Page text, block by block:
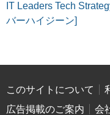
IT Leaders Tech
バーハイジーン]
このサイトについて
広告掲載のご案内
会